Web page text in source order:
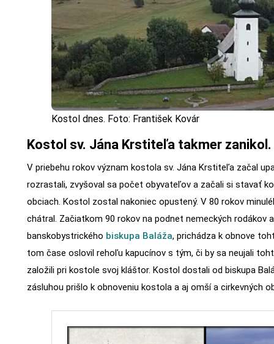
Kostol dnes. Foto: František Kovár
Kostol sv. Jána Krstiteľa takmer zanikol.
V priebehu rokov význam kostola sv. Jána Krstiteľa začal
rozrastali, zvyšoval sa počet obyvateľov a začali si stavať
obciach. Kostol zostal nakoniec opustený. V 80 rokov
chátral. Začiatkom 90 rokov na podnet nemeckých rodákov
banskobystrického biskupa Baláža, prichádza k obnove
tom čase oslovil rehoľu kapucínov s tým, či by sa neujali
založili pri kostole svoj kláštor. Kostol dostali od biskupa
zásluhou prišlo k obnoveniu kostola a aj omší a cirkevných